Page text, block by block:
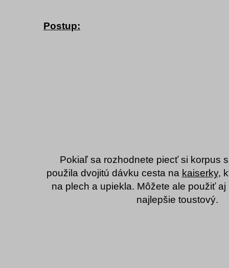
Postup:
Pokiaľ sa rozhodnete piecť si korpus
použila dvojitú dávku cesta na kaiserky,
na plech a upiekla. Môžete ale použiť
najlepšie toustový.